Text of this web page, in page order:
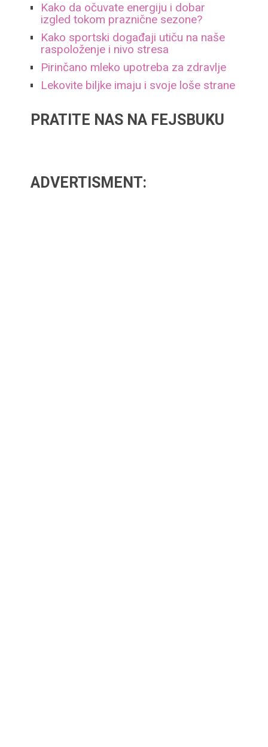
Kako da očuvate energiju i dobar
izgled tokom praznične sezone?
Kako sportski događaji utiču na naše
raspoloženje i nivo stresa
Pirinčano mleko upotreba za zdravlje
Lekovite biljke imaju i svoje loše strane
PRATITE NAS NA FEJSBUKU
ADVERTISMENT: